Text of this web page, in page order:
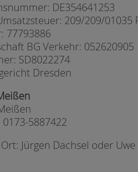
DE354641253
209/209/01035
77793886
BG Verkehr: 052620905
SD8022274
Dresden
5887422
Jürgen Dachsel oder